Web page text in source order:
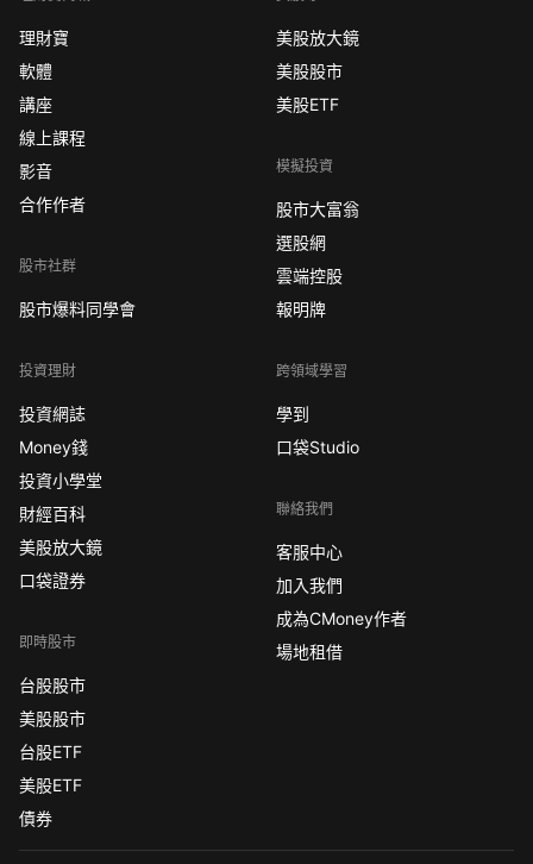
理財寶
軟體
講座
線上課程
影音
合作作者
股市社群
股市爆料同學會
投資理財
投資網誌
Money錢
投資小學堂
財經百科
美股放大鏡
口袋證券
即時股市
台股股市
美股股市
台股ETF
美股ETF
債券
美股放大鏡
美股股市
美股ETF
模擬投資
股市大富翁
選股網
雲端控股
報明牌
跨領域學習
學到
口袋Studio
聯絡我們
客服中心
加入我們
成為CMoney作者
場地租借